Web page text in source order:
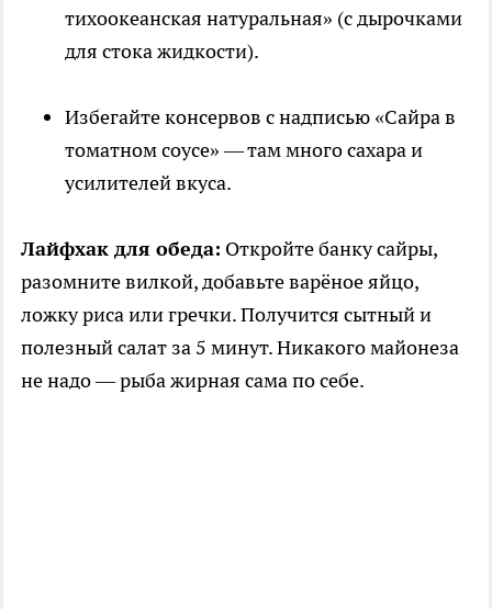
тихоокеанская натуральная» (с дырочками
для стока жидкости).
Избегайте консервов с надписью «Сайра в
томатном соусе» — там много сахара и
усилителей вкуса.
Лайфхак для обеда: Откройте банку сайры,
разомните вилкой, добавьте варёное яйцо,
ложку риса или гречки. Получится сытный и
полезный салат за 5 минут. Никакого майонеза
не надо — рыба жирная сама по себе.